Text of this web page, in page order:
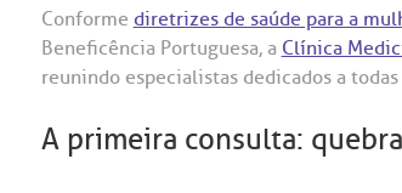
Conforme diretrizes de saúde para a
Beneficência Portuguesa, a Clínica
reunindo especialistas dedicados a
A primeira consulta: